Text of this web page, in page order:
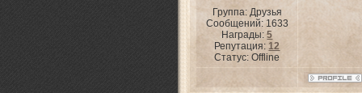
Группа: Друзья
Сообщений: 1633
Награды:5
Репутация:12
Статус:Offline